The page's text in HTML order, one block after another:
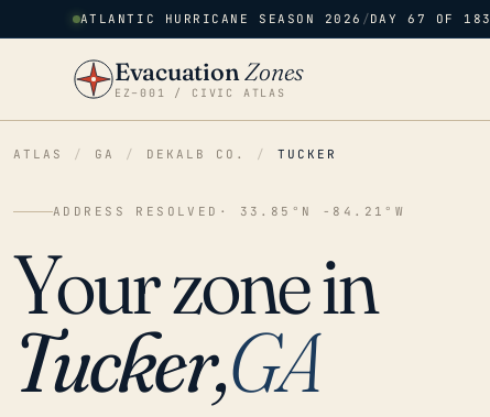
ATLANTIC HURRICANE SEASON 2026 /DAY 67 OF 183
EvacuationZones
EZ–001 / CIVIC ATLAS
ATLAS / GA / DEKALB CO. / TUCKER
ADDRESS RESOLVED · 33.85°N -84.21°W
Your zone in
Tucker,GA